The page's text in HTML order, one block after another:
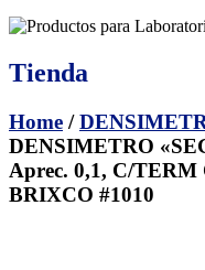
Tienda
Home /
DENSIMETRO
Aprec. 0,1, C/
BRIXCO #1010